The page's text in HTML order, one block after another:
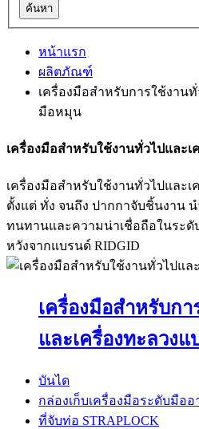
ค้นหา
หน้าแรก
ผลิตภัณฑ์
เครื่องมือสำหรับการใช้งาน
มือหมุน
เครื่องมือสำหรับใช้งานทั่วไปและเ
เครื่องมือสำหรับใช้งานทั่วไปและ
ตั้งแต่ ทั่ง จนถึง ปากกาจับชิ้นงาน
ทนทานและความน่าเชื่อถือในระ
หวังจากแบรนด์ RIDGID
เครื่องมือสำหรับกา
และเครื่องทะลวง
บันได
กล่องเก็บเครื่องมือระดับมืออ
ที่จับท่อ STRAPLOCK